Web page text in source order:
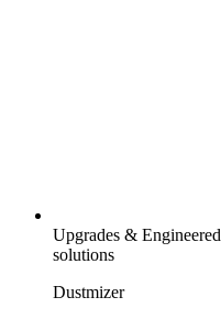
Upgrades & Engineered
solutions
Dustmizer